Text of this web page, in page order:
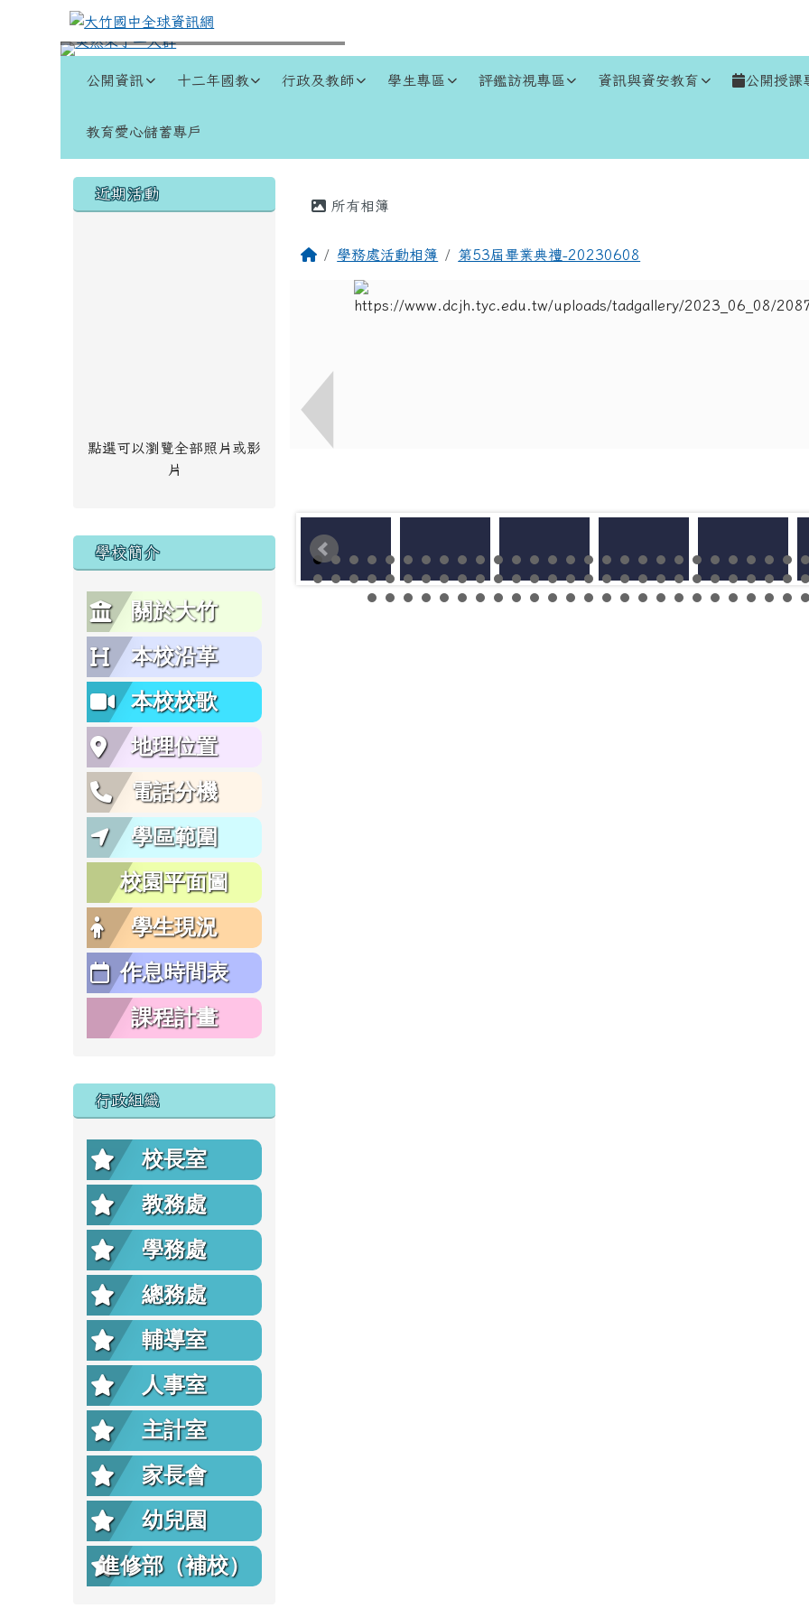
跳至主內容區
大竹國中全球資訊網
公開資訊 十二年國教 行政及教師 學生專區 評鑑訪視專區 資訊與資安教育 公開授課
教育愛心儲蓄專戶
左邊區域內容
近期活動
點選可以瀏覽全部照片或影
片
學校簡介
關於大竹
本校沿革
本校校歌
地理位置
電話分機
學區範圍
校園平面圖
學生現況
作息時間表
課程計畫
行政組織
校長室
教務處
學務處
總務處
輔導室
人事室
主計室
家長會
幼兒園
進修部（補校）
主內容區域
所有相簿
回首頁學務處活動相簿 第53屆畢業典禮-20230608
頁尾區域